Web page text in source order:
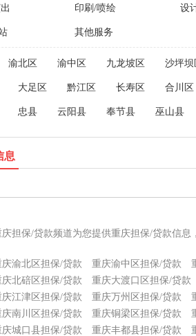
印刷/喷绘 设
其他服务
渝北区 渝中区 九龙坡区 沙坪坝
大足区 黔江区 长寿区 合川区
忠县 云阳县 奉节县 巫山县
息
庆担保/贷款频道为您提供重庆担保/贷款信
庆渝北区担保/贷款 重庆渝中区担保/贷款
庆北碚区担保/贷款
重庆大渡口区担保/贷款
庆江津区担保/贷款
重庆万州区担保/贷款
庆南川区担保/贷款
重庆铜梁区担保/贷款
庆城口县担保/贷款
重庆丰都县担保/贷款